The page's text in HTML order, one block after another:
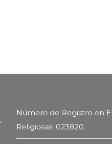
Número de Registro en
Religiosas: 023820.